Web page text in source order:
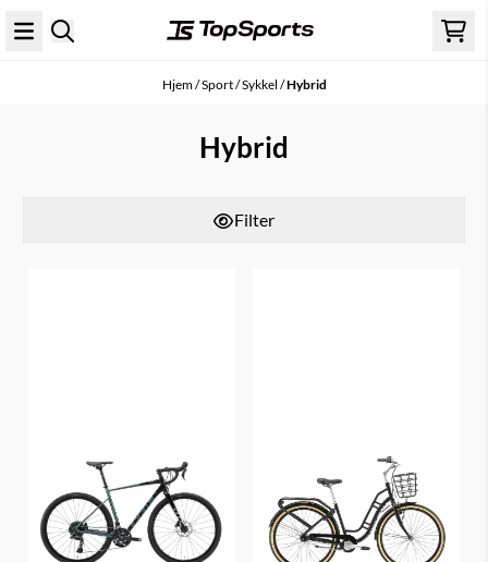
Hopp til innhold
Hjem/Sport/Sykkel /Hybrid
Hybrid
Filter